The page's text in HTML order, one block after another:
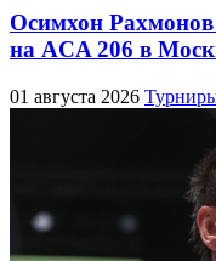
Осимхон
на ACA 206 в
01 августа 2026